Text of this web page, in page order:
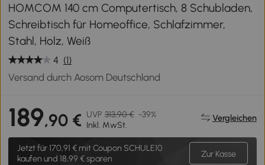
HOMCOM 140 cm Computertisch, 8 Schubladen,
Schreibtisch für Homeoffice, Schlafzimmer,
Stahl, Holz, Weiß
4 (1)
Versand durch Aosom Deutschland
189,90 € UVP 313,90 € -39%
Inkl. MwSt.
Vergleichen
Jetzt für170,91 €mit Coupon SCHULE10
kaufen und 18,99 € sparen
Zur Kasse